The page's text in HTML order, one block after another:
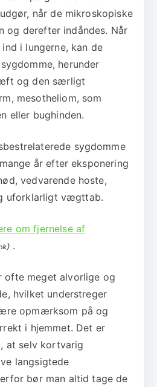
når de mikroskopiske
og derefter indåndes. Når
i lungerne, kan de
herunder
og den særligt
mesotheliom, som
eller bughinden.
sygdomme
år efter eksponering
vedvarende hoste,
uforklarligt vægttab.
om fjernelse af
.
ofte meget alvorlige og
hvilket understreger
opmærksom på og
i hjemmet. Det er
at selv kortvarig
langsigtede
bør man altid tage de